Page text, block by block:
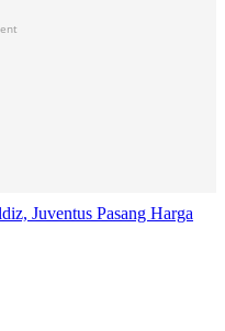
Juventus Pasang Harga